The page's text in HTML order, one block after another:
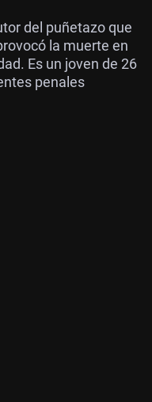
del puñetazo que
la muerte en
Es un joven de 26
penales